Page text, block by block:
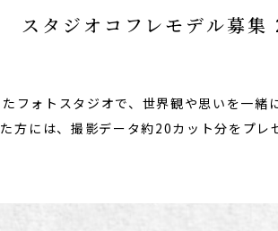
スタジオコフレモデル募
フォトスタジオで、世界観や思いを一緒
方には、撮影データ約20カット分をプレ